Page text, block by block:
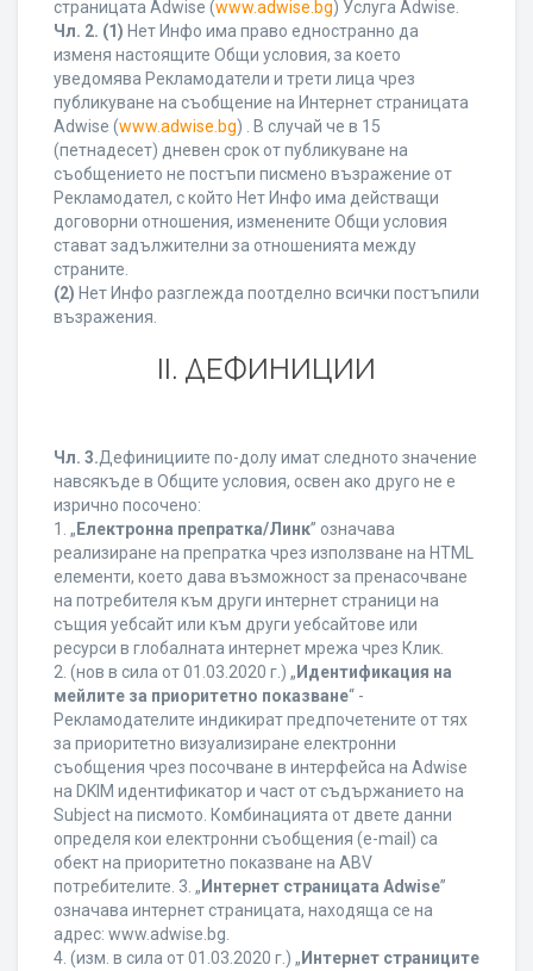
страницата Adwise (www.adwise.bg) Услуга Adwise.
Чл. 2. (1) Нет Инфо има право едностранно да
изменя настоящите Общи условия, за което
уведомява Рекламодатели и трети лица чрез
публикуване на съобщение на Интернет страницата
Adwise (www.adwise.bg) . В случай че в 15
(петнадесет) дневен срок от публикуване на
съобщението не постъпи писмено възражение от
Рекламодател, с който Нет Инфо има действащи
договорни отношения, изменените Общи условия
стават задължителни за отношенията между
страните.
(2) Нет Инфо разглежда поотделно всички постъпили
възражения.
ІІ. ДЕФИНИЦИИ
Чл. 3.Дефинициите по-долу имат следното значение
навсякъде в Общите условия, освен ако друго не е
изрично посочено:
1. „ Електронна препратка/Линк” означава
реализиране на препратка чрез използване на HTML
елементи, което дава възможност за пренасочване
на потребителя към други интернет страници на
същия уебсайт или към други уебсайтове или
ресурси в глобалната интернет мрежа чрез Клик.
2. (нов в сила от 01.03.2020 г.) „ Идентификация на
мейлите за приоритетно показване“ -
Рекламодателите индикират предпочетените от тях
за приоритетно визуализиране електронни
съобщения чрез посочване в интерфейса на Adwise
на DKIM идентификатор и част от съдържанието на
Subject на писмото. Комбинацията от двете данни
определя кои електронни съобщения (e-mail) са
обект на приоритетно показване на ABV
потребителите. 3. „ Интернет страницата Adwise”
означава интернет страницата, находяща се на
адрес: www.adwise.bg.
4. (изм. в сила от 01.03.2020 г.) „ Интернет страниците